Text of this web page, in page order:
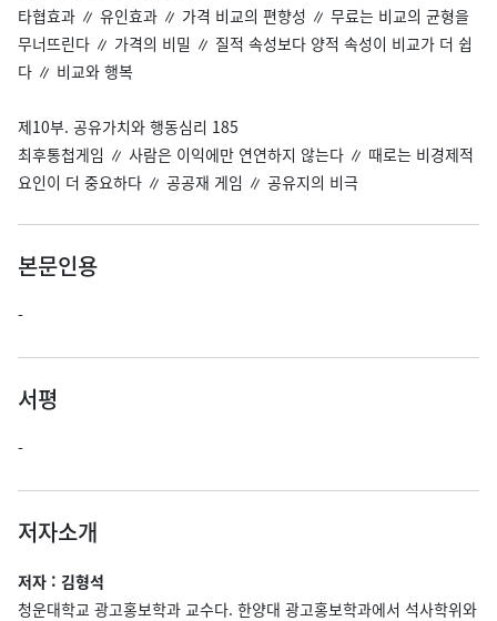
타협효과 ∥ 유인효과 ∥ 가격 비교의 편향성 ∥ 무료는 비교의 균형을
무너뜨린다 ∥ 가격의 비밀 ∥ 질적 속성보다 양적 속성이 비교가 더 쉽
다 ∥ 비교와 행복
제10부. 공유가치와 행동심리 185
최후통첩게임 ∥ 사람은 이익에만 연연하지 않는다 ∥ 때로는 비경제적
요인이 더 중요하다 ∥ 공공재 게임 ∥ 공유지의 비극
본문인용
-
서평
-
저자소개
저자 : 김형석
청운대학교 광고홍보학과 교수다. 한양대 광고홍보학과에서 석사학위와